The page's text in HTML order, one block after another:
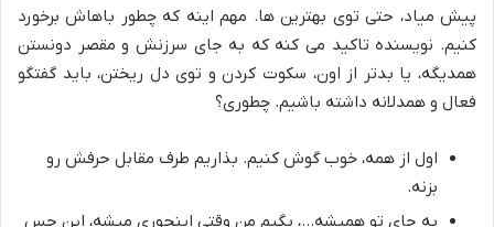
پیش میاد، حتی توی بهترین ها. مهم اینه که چطور باهاش برخورد
کنیم. نویسنده تاکید می کنه که به جای سرزنش و مقصر دونستن
همدیگه، یا بدتر از اون، سکوت کردن و توی دل ریختن، باید گفتگو
فعال و همدلانه داشته باشیم. چطوری؟
اول از همه، خوب گوش کنیم. بذاریم طرف مقابل حرفش رو
بزنه.
به جای تو همیشه…، بگیم من وقتی اینجوری میشه، این حس